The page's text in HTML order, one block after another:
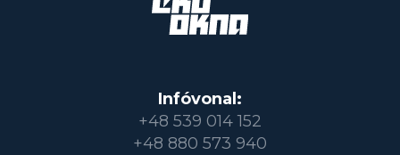
Infóvonal:
+48 539 014 152
+48 880 573 940